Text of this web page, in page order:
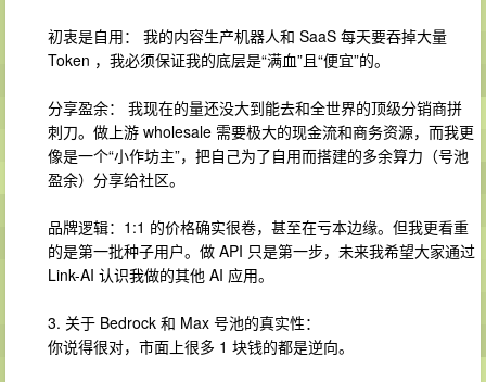
初衷是自用： 我的内容生产机器人和 SaaS 每天要吞掉大量
Token ，我必须保证我的底层是“满血”且“便宜”的。
分享盈余： 我现在的量还没大到能去和全世界的顶级分销商拼
刺刀。做上游 wholesale 需要极大的现金流和商务资源，而我更
像是一个“小作坊主”，把自己为了自用而搭建的多余算力（号池
盈余）分享给社区。
品牌逻辑：1:1 的价格确实很卷，甚至在亏本边缘。但我更看重
的是第一批种子用户。做 API 只是第一步，未来我希望大家通过
Link-AI 认识我做的其他 AI 应用。
3. 关于 Bedrock 和 Max 号池的真实性：
你说得很对，市面上很多 1 块钱的都是逆向。